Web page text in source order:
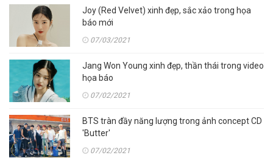
Joy (Red Velvet) xinh đẹp, sắc xảo trong họa
báo mới
07/03/2021
Jang Won Young xinh đẹp, thần thái trong video
họa báo
07/02/2021
BTS tràn đầy năng lượng trong ảnh concept CD
'Butter'
07/02/2021